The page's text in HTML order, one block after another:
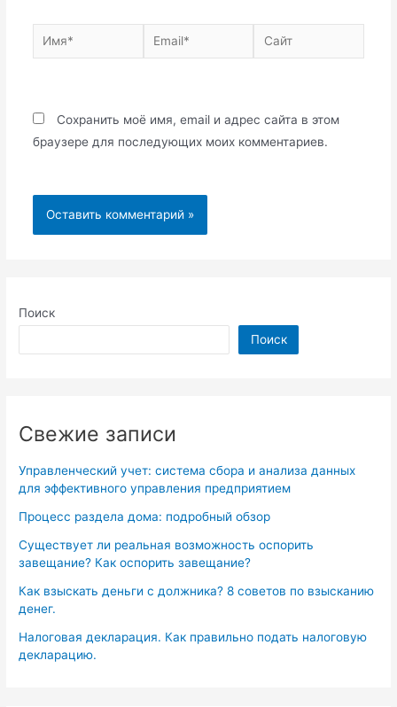
Поиск
Поиск
Свежие записи
Управленческий учет: система сбора и анализа данных
для эффективного управления предприятием
Процесс раздела дома: подробный обзор
Существует ли реальная возможность оспорить
завещание? Как оспорить завещание?
Как взыскать деньги с должника? 8 советов по взысканию
денег.
Налоговая декларация. Как правильно подать налоговую
декларацию.
Имя* Email* Сайт
Сохранить моё имя, email и адрес сайта в этом
браузере для последующих моих комментариев.